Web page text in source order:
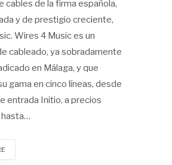
cables de la firma española,
y de prestigio creciente,
Wires 4 Music es un
cableado, ya sobradamente
en Málaga, y que
gama en cinco líneas, desde
entrada Initio, a precios
hasta…